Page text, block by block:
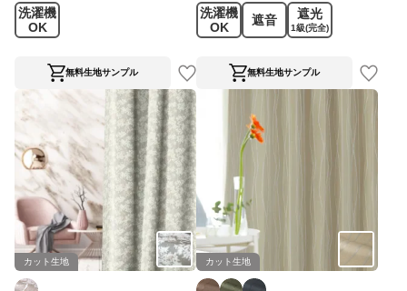
洗濯機
OK
無料生地サンプル
洗濯機
OK
遮音 遮光
1級(完全)
無料生地サンプル
カット生地 カット生地